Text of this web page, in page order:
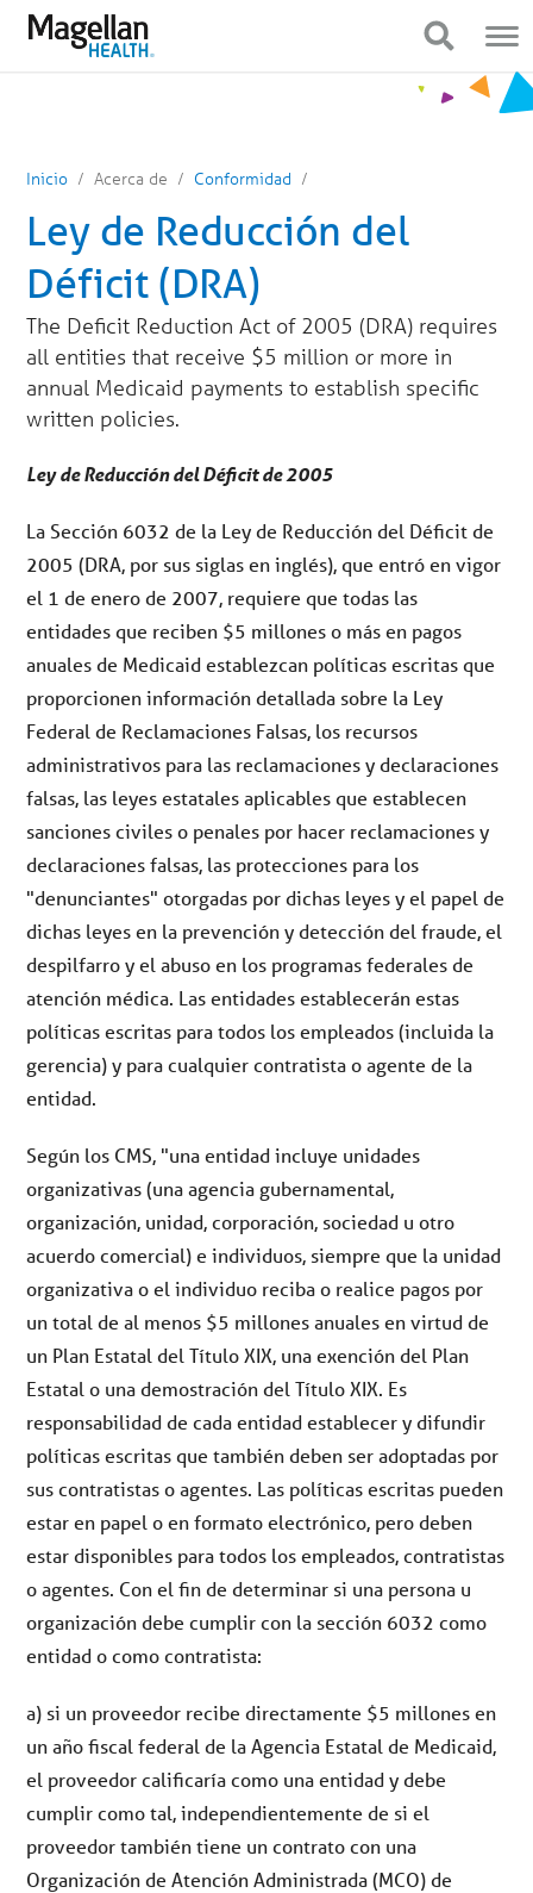
móvil
Inicio Acerca de Conformidad
Ley de Reducción del
Déficit (DRA)
The Deficit Reduction Act of 2005 (DRA) requires
all entities that receive $5 million or more in
annual Medicaid payments to establish specific
written policies.
Ley de Reducción del Déficit de 2005
La Sección 6032 de la Ley de Reducción del Déficit de
2005 (DRA, por sus siglas en inglés), que entró en vigor
el 1 de enero de 2007, requiere que todas las
entidades que reciben $5 millones o más en pagos
anuales de Medicaid establezcan políticas escritas que
proporcionen información detallada sobre la Ley
Federal de Reclamaciones Falsas, los recursos
administrativos para las reclamaciones y declaraciones
falsas, las leyes estatales aplicables que establecen
sanciones civiles o penales por hacer reclamaciones y
declaraciones falsas, las protecciones para los
"denunciantes" otorgadas por dichas leyes y el papel de
dichas leyes en la prevención y detección del fraude, el
despilfarro y el abuso en los programas federales de
atención médica. Las entidades establecerán estas
políticas escritas para todos los empleados (incluida la
gerencia) y para cualquier contratista o agente de la
entidad.
Según los CMS, "una entidad incluye unidades
organizativas (una agencia gubernamental,
organización, unidad, corporación, sociedad u otro
acuerdo comercial) e individuos, siempre que la unidad
organizativa o el individuo reciba o realice pagos por
un total de al menos $5 millones anuales en virtud de
un Plan Estatal del Título XIX, una exención del Plan
Estatal o una demostración del Título XIX. Es
responsabilidad de cada entidad establecer y difundir
políticas escritas que también deben ser adoptadas por
sus contratistas o agentes. Las políticas escritas pueden
estar en papel o en formato electrónico, pero deben
estar disponibles para todos los empleados, contratistas
o agentes. Con el fin de determinar si una persona u
organización debe cumplir con la sección 6032 como
entidad o como contratista:
a) si un proveedor recibe directamente $5 millones en
un año fiscal federal de la Agencia Estatal de Medicaid,
el proveedor calificaría como una entidad y debe
cumplir como tal, independientemente de si el
proveedor también tiene un contrato con una
Organización de Atención Administrada (MCO) de